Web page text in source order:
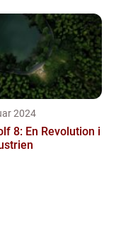
2024
8: En Revolution i